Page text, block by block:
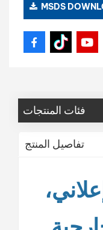
MSDS
فئات المنتجات
تفاصيل المنتج